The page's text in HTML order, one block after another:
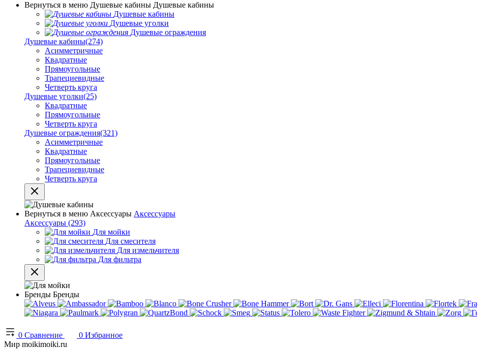
Вернуться в меню Душевые кабины Душевые кабины
Душевые кабины
Душевые уголки
Душевые ограждения
Душевые кабины(274)
Асимметричные
Квадратные
Прямоугольные
Трапециевидные
Четверть круга
Душевые уголки(25)
Квадратные
Прямоугольные
Четверть круга
Душевые ограждения(321)
Асимметричные
Квадратные
Прямоугольные
Трапециевидные
Четверть круга
Вернуться в меню Аксессуары Аксессуары
Аксессуары (293)
Для мойки
Для смесителя
Для измельчителя
Для фильтра
Бренды Бренды
0 Сравнение 0 Избранное
Мир moikimoiki.ru